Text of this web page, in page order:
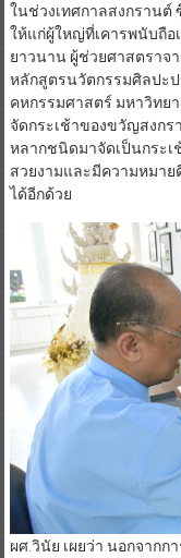
ในช่วงเทศกาลสงกรานต์
ให้แก่ผู้ใหญ่ที่เคารพนับถื
ยาวนาน ผู้ช่วยศาสตราจ
หลักสูตรนวัตกรรมศิลปะ
คหกรรมศาสตร์ มหาวิทย
จัดกระเช้าของขวัญสงกร
หลากชนิดมาจัดเป็นกระเ
สวยงามและมีความหมา
ได้อีกด้วย
ผศ.วินัย เผยว่า นอกจาก